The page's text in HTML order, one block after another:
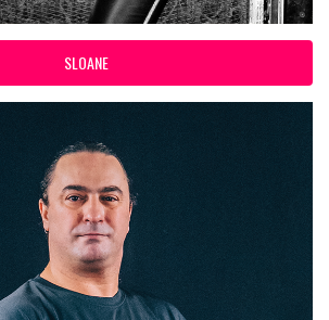
SLOANE